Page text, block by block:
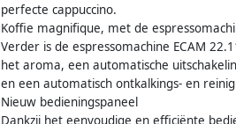
perfecte cappuccino.
Koffie magnifique, met de
Verder is de espressomachine ECAM
het aroma, een automatische
en een automatisch ontkalkings- en
Nieuw bedieningspaneel
Dankzij het eenvoudige en efficiënte